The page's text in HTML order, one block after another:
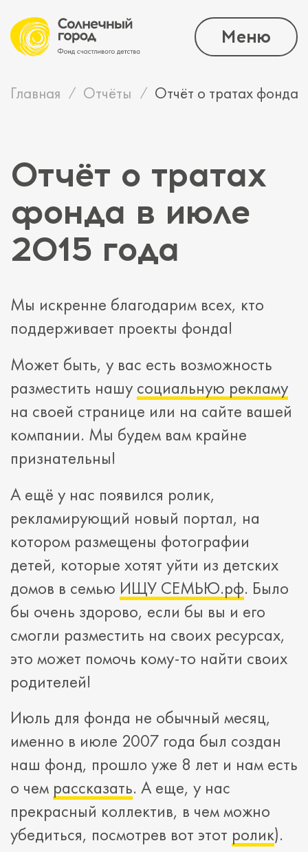
Меню
Главная Отчёты Отчёт о тратах фонда
Отчёт о тратах
фонда в июле
2015 года
Мы искренне благодарим всех, кто
поддерживает проекты фонда!
Может быть, у вас есть возможность
разместить нашу социальную рекламу
на своей странице или на сайте вашей
компании. Мы будем вам крайне
признательны!
А ещё у нас появился ролик,
рекламирующий новый портал, на
котором размещены фотографии
детей, которые хотят уйти из детских
домов в семью ИЩУ СЕМЬЮ.рф. Было
бы очень здорово, если бы вы и его
смогли разместить на своих ресурсах,
это может помочь кому-то найти своих
родителей!
Июль для фонда не обычный месяц,
именно в июле 2007 года был создан
наш фонд, прошло уже 8 лет и нам есть
о чем рассказать. А еще, у нас
прекрасный коллектив, в чем можно
убедиться, посмотрев вот этот ролик).